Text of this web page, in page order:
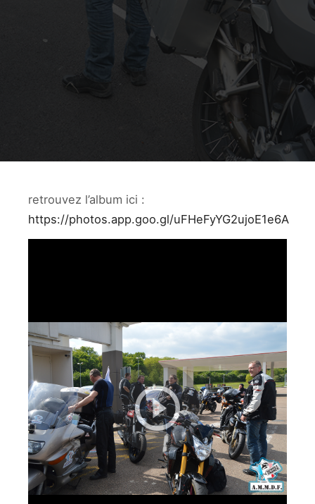
retrouvez l’album ici :
https://photos.app.goo.gl/uFHeFyYG2ujoE1e6A